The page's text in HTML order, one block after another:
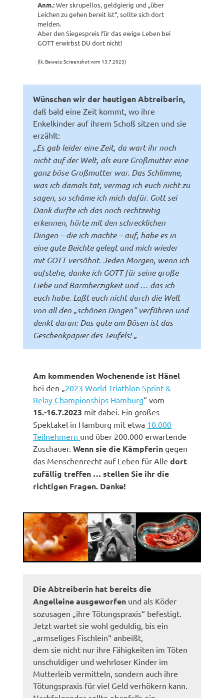
Anm.:Wer skrupellos, geldgierig und „über
Leichen zu gehen bereit ist“, sollte sich dort
melden.
Aber den Siegespreis für das ewige Leben bei
GOTT erwirbst DU dort nicht!
(lk. Beweis: Screenshot vom 13.7.2023)
Wünschen wir der heutigen Abtreiberin,
daß bald eine Zeit kommt, wo ihre
Enkelkinder auf ihrem Schoß sitzen und sie
erzählt:
„Es gab leider eine Zeit, da wart ihr noch
nicht auf der Welt, als eure Großmutter eine
ganz böse Großmutter war. Das Schlimme,
was ich damals tat, vermag ich euch nicht zu
sagen, so schäme ich mich dafür. Gott sei
Dank durfte ich das noch rechtzeitig
erkennen, hörte mit den schrecklichen
Dingen – die ich machte – auf, habe es in
eine gute Beichte gelegt und mich wieder
mit GOTT versöhnt. Jeden Morgen, wenn ich
aufstehe, danke ich GOTT für seine große
Liebe und Barmherzigkeit und … das ich
euch habe. Laßt euch nicht durch die Welt
von all den „schönen Dingen“ verführen und
denkt daran: Das gute am Bösen ist das
Geschenkpapier des Teufels! „
Am kommenden Wochenende ist Hänel
bei den „ 2023 World Triathlon Sprint &
Relay Championships Hamburg“ vom
15.-16.7.2023 mit dabei. Ein großes
Spektakel in Hamburg mit etwa 10.000
Teilnehmern und über 200.000 erwartende
Zuschauer.Wenn sie die Kämpferin gegen
das Menschenrecht auf Leben für Alledort
zufällig treffen … stellen Sie ihr die
richtigen Fragen. Danke!
Die Abtreiberin hat bereits die
Angelleine ausgeworfen und als Köder
sozusagen „ihre Tötungspraxis“ befestigt.
Jetzt wartet sie wohl geduldig, bis ein
„armseliges Fischlein“ anbeißt,
dem sie nicht nur ihre Fähigkeiten im Töten
unschuldiger und wehrloser Kinder im
Mutterleib vermitteln, sondern auch ihre
Tötungspraxis für viel Geld verhökern kann.